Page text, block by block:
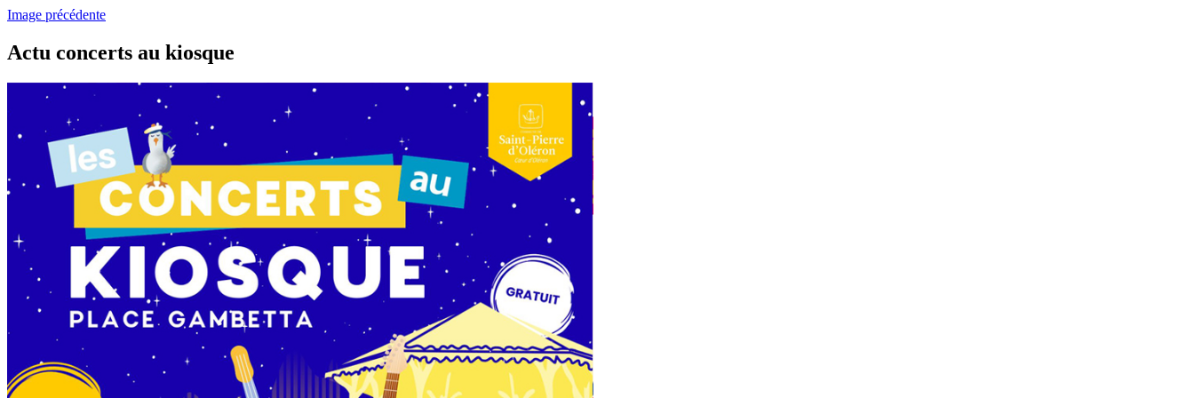
Image précédente
Actu concerts au kiosque